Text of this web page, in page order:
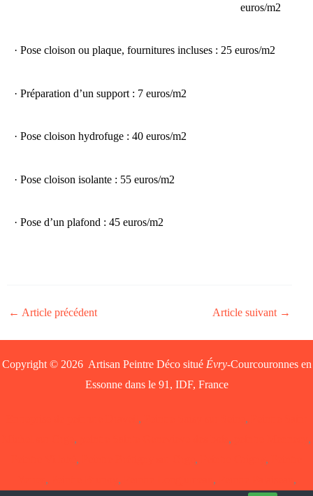
euros/m2
· Pose cloison ou plaque, fournitures incluses : 25 euros/m2
· Préparation d’un support : 7 euros/m2
· Pose cloison hydrofuge : 40 euros/m2
· Pose cloison isolante : 55 euros/m2
· Pose d’un plafond : 45 euros/m2
← Article précédent Article suivant →
Copyright © 2026 Artisan Peintre Déco situé Évry-Courcouronnes en
Essonne dans le 91, IDF, France
, ,
, ,
,
, , ,
, , , ,